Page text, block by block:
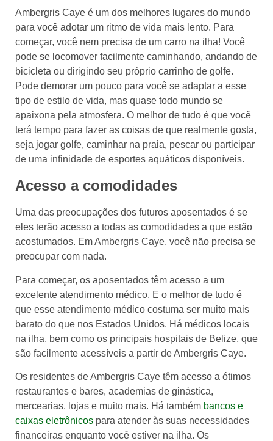
Ambergris Caye é um dos melhores lugares do mundo
para você adotar um ritmo de vida mais lento. Para
começar, você nem precisa de um carro na ilha! Você
pode se locomover facilmente caminhando, andando de
bicicleta ou dirigindo seu próprio carrinho de golfe.
Pode demorar um pouco para você se adaptar a esse
tipo de estilo de vida, mas quase todo mundo se
apaixona pela atmosfera. O melhor de tudo é que você
terá tempo para fazer as coisas de que realmente gosta,
seja jogar golfe, caminhar na praia, pescar ou participar
de uma infinidade de esportes aquáticos disponíveis.
Acesso a comodidades
Uma das preocupações dos futuros aposentados é se
eles terão acesso a todas as comodidades a que estão
acostumados. Em Ambergris Caye, você não precisa se
preocupar com nada.
Para começar, os aposentados têm acesso a um
excelente atendimento médico. E o melhor de tudo é
que esse atendimento médico costuma ser muito mais
barato do que nos Estados Unidos. Há médicos locais
na ilha, bem como os principais hospitais de Belize, que
são facilmente acessíveis a partir de Ambergris Caye.
Os residentes de Ambergris Caye têm acesso a ótimos
restaurantes e bares, academias de ginástica,
mercearias, lojas e muito mais. Há também bancos e
caixas eletrônicos para atender às suas necessidades
financeiras enquanto você estiver na ilha. Os